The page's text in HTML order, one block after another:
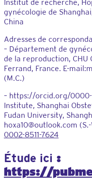
Institut de recherche,
gynécologie de
China
Adresses de
– Département de
de la reproduction,
Ferrand, France. E-
(M.C.)
– https://orcid.org/0000-
Institute, Shanghai
Fudan University,
hoxa10@outlook.com (S.-
0002-8511-7624
Étude ici :
https://